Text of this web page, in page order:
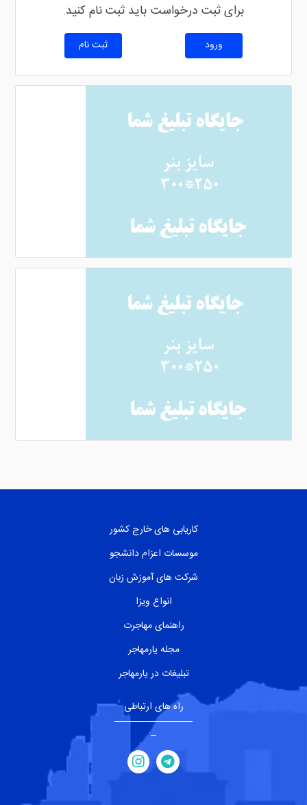
برای ثبت درخواست باید ثبت نام کنید.
ورود ثبت نام
کاریابی های خارج کشور
موسسات اعزام دانشجو
شرکت های آموزش زبان
انواع ویزا
راهنمای مهاجرت
مجله یارمهاجر
تبلیغات در یارمهاجر
راه های ارتباطی
--